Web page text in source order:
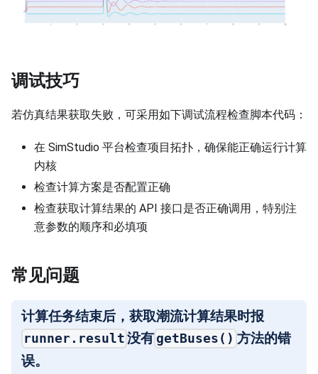
调试技巧
若仿真结果获取失败，可采用如下调试流程检查脚本代码：
在 SimStudio 平台检查项目拓扑，确保能正确运行计算
内核
检查计算方案是否配置正确
检查获取计算结果的 API 接口是否正确调用，特别注
意参数的顺序和必填项
常见问题
计算任务结束后，获取潮流计算结果时报
runner.result没有getBuses() 方法的错
误。